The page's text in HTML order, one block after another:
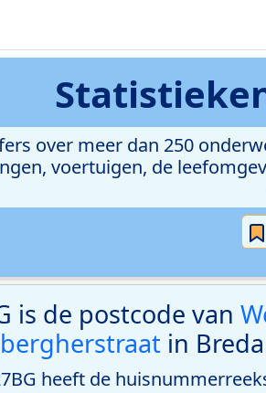
over meer dan 250
voertuigen, de
is de postcode van
in
heeft de